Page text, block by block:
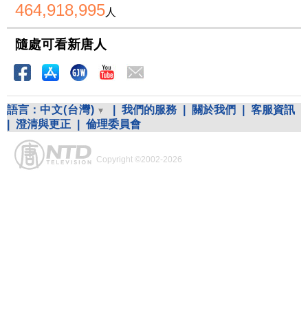
464,918,995人
隨處可看新唐人
語言： 中文(台灣) 我們的服務 關於我們
客服資訊
澄清與更正 倫理委員會
Copyright ©2002-2026